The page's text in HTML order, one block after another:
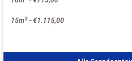
15m3 -€1.115,00